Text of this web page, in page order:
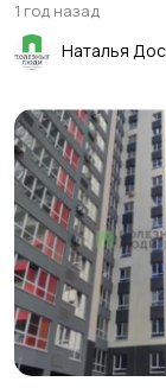
1 год назад